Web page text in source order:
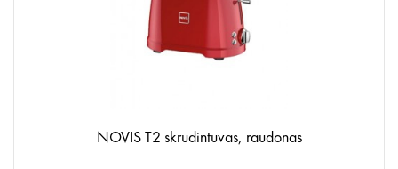
NOVIS T2 skrudintuvas, raudonas